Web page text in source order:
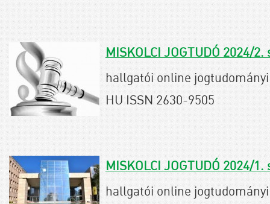
MISKOLCI JOGTUDÓ 2024/
hallgatói online
HU ISSN 2630-9505
MISKOLCI JOGTUDÓ 2024/
hallgatói online